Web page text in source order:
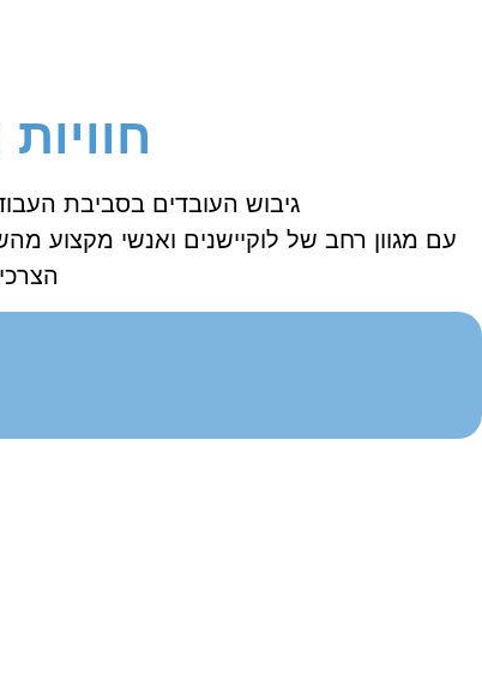
גיבוש העובדים בסביבת
עם מגוון רחב של לוקיישנים ואנשי מקצוע